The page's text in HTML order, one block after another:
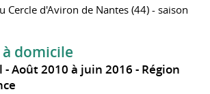
Cercle d'Aviron de Nantes (44) - saison
domicile
Août 2010 à juin 2016 Région